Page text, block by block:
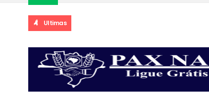
Ultimas